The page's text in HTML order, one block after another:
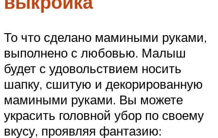
То что сделано мамиными руками,
выполнено с любовью. Малыш
будет с удовольствием носить
шапку, сшитую и декорированную
мамиными руками. Вы можете
украсить головной убор по своему
вкусу, проявляя фантазию: